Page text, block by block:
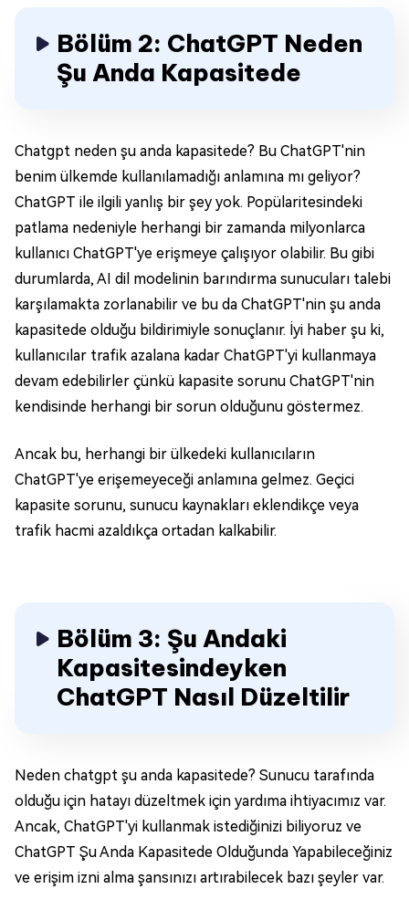
Bölüm 2: ChatGPT Neden
Şu Anda Kapasitede
Chatgpt neden şu anda kapasitede? Bu ChatGPT'nin
benim ülkemde kullanılamadığı anlamına mı geliyor?
ChatGPT ile ilgili yanlış bir şey yok. Popülaritesindeki
patlama nedeniyle herhangi bir zamanda milyonlarca
kullanıcı ChatGPT'ye erişmeye çalışıyor olabilir. Bu gibi
durumlarda, AI dil modelinin barındırma sunucuları talebi
karşılamakta zorlanabilir ve bu da ChatGPT'nin şu anda
kapasitede olduğu bildirimiyle sonuçlanır. İyi haber şu ki,
kullanıcılar trafik azalana kadar ChatGPT'yi kullanmaya
devam edebilirler çünkü kapasite sorunu ChatGPT'nin
kendisinde herhangi bir sorun olduğunu göstermez.
Ancak bu, herhangi bir ülkedeki kullanıcıların
ChatGPT'ye erişemeyeceği anlamına gelmez. Geçici
kapasite sorunu, sunucu kaynakları eklendikçe veya
trafik hacmi azaldıkça ortadan kalkabilir.
Bölüm 3: Şu Andaki
Kapasitesindeyken
ChatGPT Nasıl Düzeltilir
Neden chatgpt şu anda kapasitede? Sunucu tarafında
olduğu için hatayı düzeltmek için yardıma ihtiyacımız var.
Ancak, ChatGPT'yi kullanmak istediğinizi biliyoruz ve
ChatGPT Şu Anda Kapasitede Olduğunda Yapabileceğiniz
ve erişim izni alma şansınızı artırabilecek bazı şeyler var.